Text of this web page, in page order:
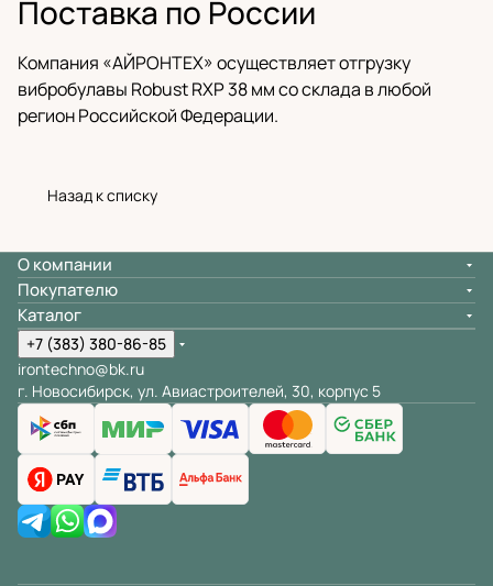
Поставка по России
Компания «АЙРОНТЕХ» осуществляет отгрузку
вибробулавы Robust RXP 38 мм со склада в любой
регион Российской Федерации.
Назад к списку
О компании
Покупателю
Каталог
+7 (383) 380-86-85
irontechno@bk.ru
г. Новосибирск, ул. Авиастроителей, 30, корпус 5